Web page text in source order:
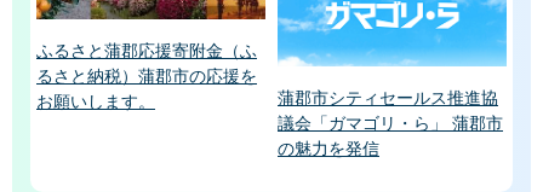
ふるさと蒲郡応援寄附金（ふ
るさと納税）蒲郡市の応援を
お願いします。
蒲郡市シティセールス推進協
議会「ガマゴリ・ら」 蒲郡市
の魅力を発信